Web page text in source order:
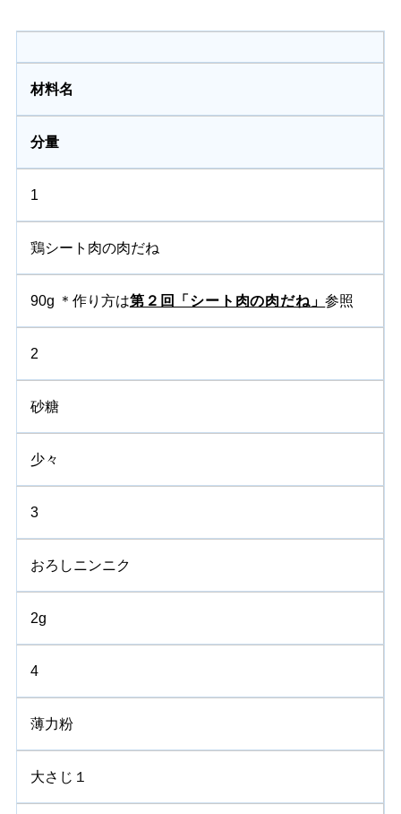
材料名
分量
1
鶏シート肉の肉だね
90g ＊作り方は第２回「シート肉の肉だね」参照
2
砂糖
少々
3
おろしニンニク
2g
4
薄力粉
大さじ１